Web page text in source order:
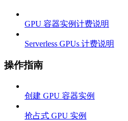
GPU 容器实例计费说明
Serverless GPUs 计费说明
操作指南
创建 GPU 容器实例
抢占式 GPU 实例